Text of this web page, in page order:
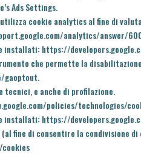
Ads Settings.
cookie analytics al fine di
analytics/answer/
installati: https://
che permette la
gaoptout.
tecnici, e anche di profilazione.
policies/technologies/
installati: https://
fine di consentire la condivisione